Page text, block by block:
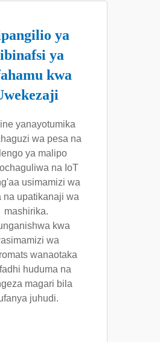
ya
ya
kwa
yanayotumika
wa pesa na
ya malipo
na IoT
usimamizi wa
na upatikanaji wa
mashirika.
kwa
wa
wanaotaka
huduma na
magari bila
juhudi.